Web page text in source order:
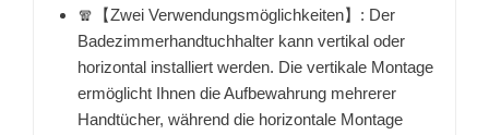
🧣【Zwei Verwendungsmöglichkeiten】: Der
Badezimmerhandtuchhalter kann vertikal oder
horizontal installiert werden. Die vertikale Montage
ermöglicht Ihnen die Aufbewahrung mehrerer
Handtücher, während die horizontale Montage